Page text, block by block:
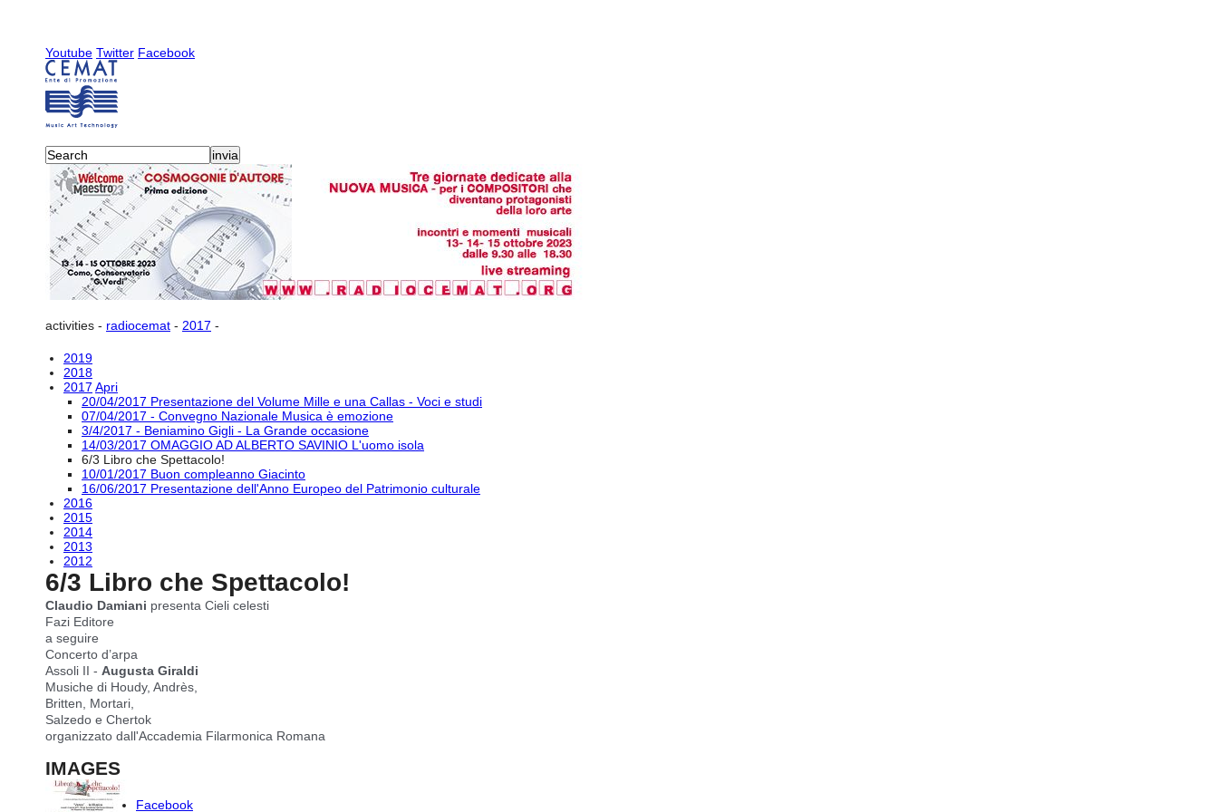
Youtube Twitter Facebook
activities - radiocemat - 2017 -
2019
2018
2017 Apri
20/04/2017 Presentazione del Volume Mille e una Callas - Voci e studi
07/04/2017 - Convegno Nazionale Musica è emozione
3/4/2017 - Beniamino Gigli - La Grande occasione
14/03/2017 OMAGGIO AD ALBERTO SAVINIO L'uomo isola
6/3 Libro che Spettacolo!
10/01/2017 Buon compleanno Giacinto
16/06/2017 Presentazione dell'Anno Europeo del Patrimonio culturale
2016
2015
2014
2013
2012
6/3 Libro che Spettacolo!
Claudio Damiani presenta Cieli celesti
Fazi Editore
a seguire
Concerto d’arpa
Assoli II - Augusta Giraldi
Musiche di Houdy, Andrès,
Britten, Mortari,
Salzedo e Chertok
organizzato dall'Accademia Filarmonica Romana
IMAGES
Facebook